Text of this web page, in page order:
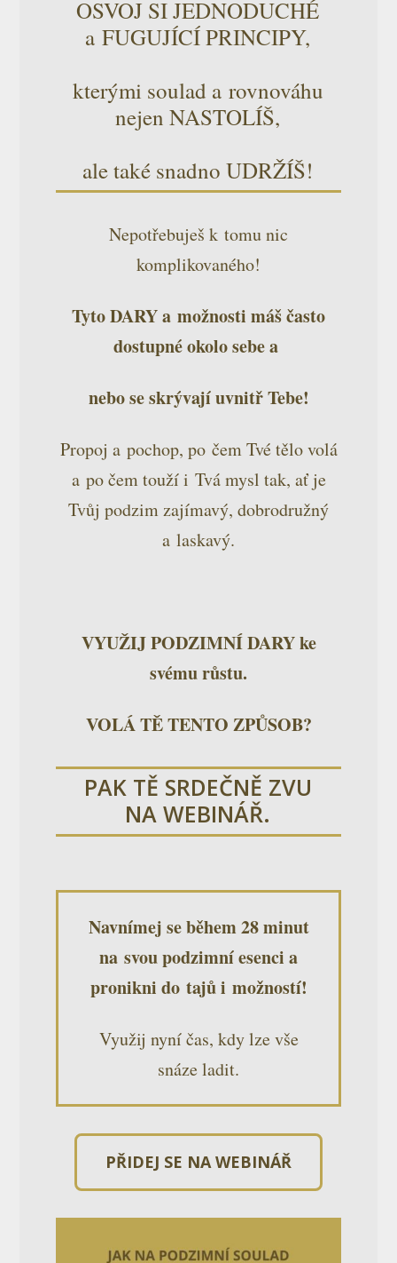
OSVOJ SI JEDNODUCHÉ
a FUGUJÍCÍ PRINCIPY,
kterými soulad a rovnováhu
nejen NASTOLÍŠ,
ale také snadno UDRŽÍŠ!
Nepotřebuješ k tomu nic
komplikovaného!
Tyto DARY a možnosti máš často
dostupné okolo sebe a
nebo se skrývají uvnitř Tebe!
Propoj a pochop, po čem Tvé tělo volá
a po čem touží i Tvá mysl tak, ať je
Tvůj podzim zajímavý, dobrodružný
a laskavý.
VYUŽIJ PODZIMNÍ DARY ke
svému růstu.
VOLÁ TĚ TENTO ZPŮSOB?
PAK TĚ SRDEČNĚ ZVU
NA WEBINÁŘ.
Navnímej se během 28 minut
na svou podzimní esenci a
pronikni do tajů i možností!
Využij nyní čas, kdy lze vše
snáze ladit.
PŘIDEJ SE NA WEBINÁŘ